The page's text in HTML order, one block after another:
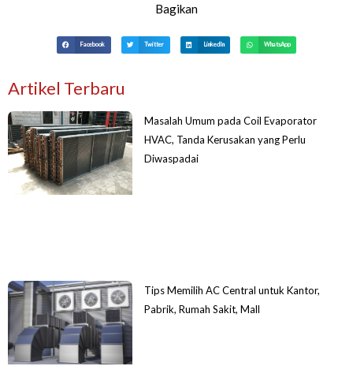
Bagikan
Facebook Twitter LinkedIn WhatsApp
Artikel Terbaru
Masalah Umum pada Coil Evaporator
HVAC, Tanda Kerusakan yang Perlu
Diwaspadai
Tips Memilih AC Central untuk Kantor,
Pabrik, Rumah Sakit, Mall